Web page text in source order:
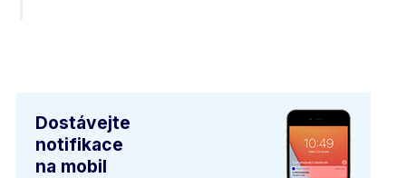
Dostávejte
notifikace
na mobil